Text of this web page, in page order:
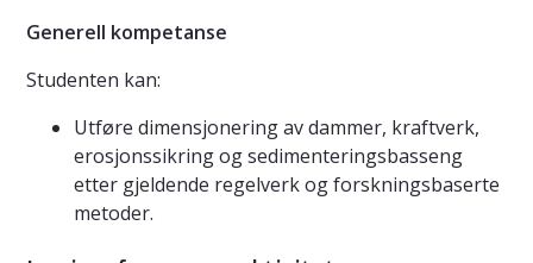
Generell kompetanse
Studenten kan:
Utføre dimensjonering av dammer, kraftverk,
erosjonssikring og sedimenteringsbasseng
etter gjeldende regelverk og forskningsbaserte
metoder.